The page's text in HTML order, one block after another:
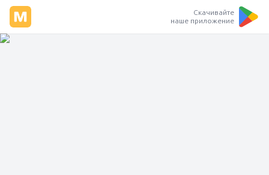
Скачивайте
наше приложение